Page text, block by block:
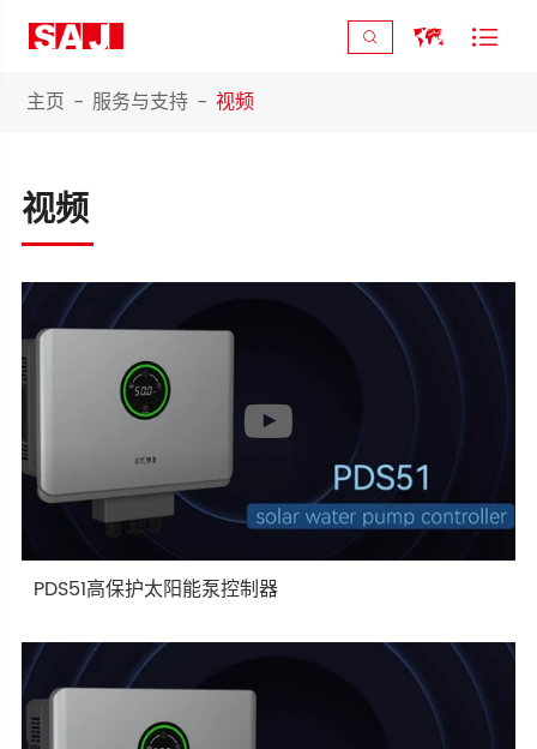
  
主页 服务与支持 视频
视频
PDS51高保护太阳能泵控制器